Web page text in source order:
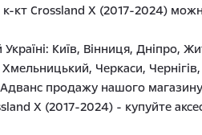
к-кт Crossland X (2017-2024)
Київ, Вінниця,
Черкаси,
Адванс продажу нашого
X (2017-2024) - купуйте